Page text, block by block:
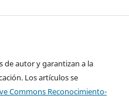
de autor y garantizan a la
Los artículos se
Commons Reconocimiento-